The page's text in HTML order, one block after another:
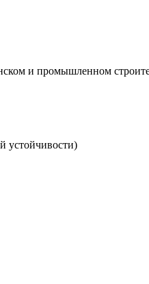
и промышленном
устойчивости)